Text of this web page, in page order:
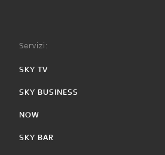
Servizi:
SKY TV
SKY BUSINESS
NOW
SKY BAR